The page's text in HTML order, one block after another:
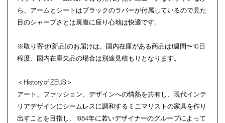
ら、アームとシートはブラックのラバーが付属しているので見た
目のシャープさとは裏腹に座り心地は快適です。
※取り寄せ(新品)のお届けは、国内在庫がある商品は1週間〜10日
程度、国内在庫欠品の場合は別途見積もりとなります。
＜History of ZEUS＞
アート、ファッション、デザインへの情熱を共有し、現代インテ
リアデザインにシームレスに調和するミニマリストの家具を作り
出すことを目指し、1984年に若いデザイナーのグループによって